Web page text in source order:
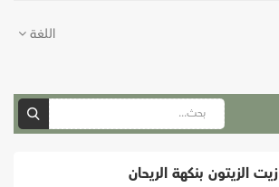
اللغة
زيت الزيتون بنكهة الريحان